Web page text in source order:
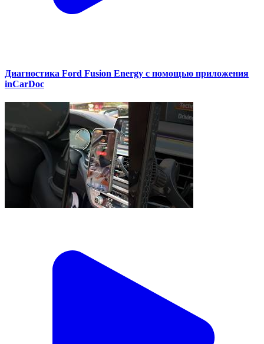
Диагностика Ford Fusion Energy с помощью приложения
inCarDoc